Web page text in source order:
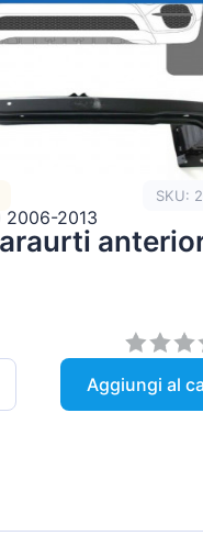
SKU:
2006-2013
Aggiungi al